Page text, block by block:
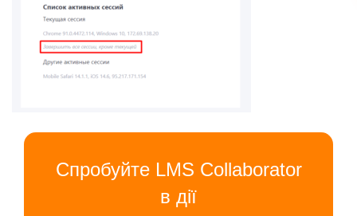
Спробуйте LMS Collaborator
в дії